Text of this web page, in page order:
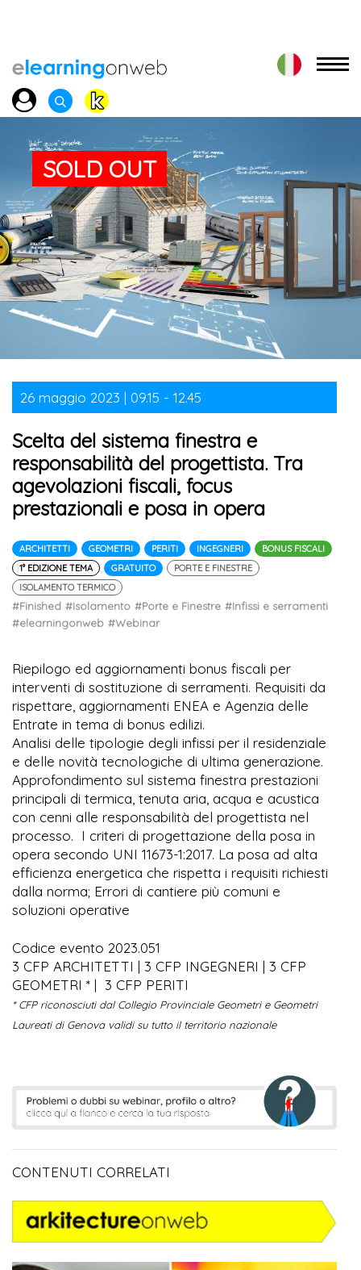
SOLD OUT
26 maggio 2023 | 09.15 - 12.45
Scelta del sistema finestra e
responsabilità del progettista. Tra
agevolazioni fiscali, focus
prestazionali e posa in opera
ARCHITETTI GEOMETRI PERITI INGEGNERI
BONUS FISCALI
1° EDIZIONE TEMA
GRATUITO
PORTE E FINESTRE
ISOLAMENTO TERMICO
#Finished #Isolamento #Porte e Finestre #Infissi e serramenti
#elearningonweb #Webinar
Riepilogo ed aggiornamenti bonus fiscali per
interventi di sostituzione di serramenti. Requisiti da
rispettare, aggiornamenti ENEA e Agenzia delle
Entrate in tema di bonus edilizi.
Analisi delle tipologie degli infissi per il residenziale
e delle novità tecnologiche di ultima generazione.
Approfondimento sul sistema finestra prestazioni
principali di termica, tenuta aria, acqua e acustica
con cenni alle responsabilità del progettista nel
processo. I criteri di progettazione della posa in
opera secondo UNI 11673-1:2017. La posa ad alta
efficienza energetica che rispetta i requisiti richiesti
dalla norma; Errori di cantiere più comuni e
soluzioni operative
Codice evento 2023.051
3 CFP ARCHITETTI | 3 CFP INGEGNERI | 3 CFP
GEOMETRI * | 3 CFP PERITI
* CFP riconosciuti dal Collegio Provinciale Geometri e Geometri
Laureati di Genova validi su tutto il territorio nazionale
CONTENUTI CORRELATI